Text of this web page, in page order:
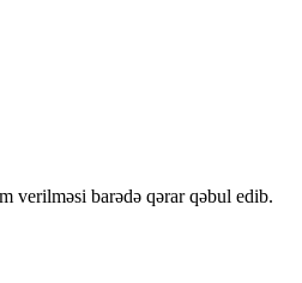
verilməsi barədə qərar qəbul edib.